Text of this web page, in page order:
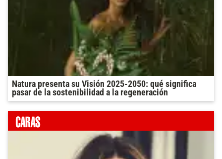
Natura presenta su Visión 2025-2050: qué significa
pasar de la sostenibilidad a la regeneración